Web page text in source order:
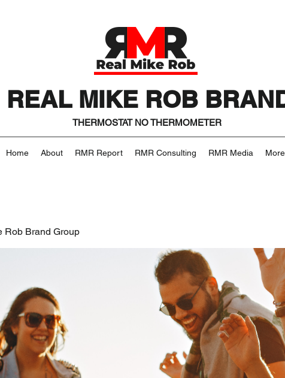
REAL MIKE ROB
THERMOSTAT NO THERMOMETER
Home About RMR Report RMR Consulting RMR Media More
Rob Brand Group